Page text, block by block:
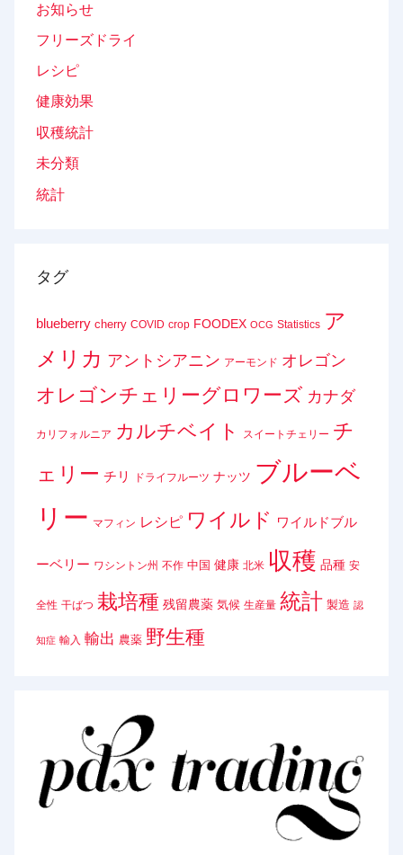
お知らせ
フリーズドライ
レシピ
健康効果
収穫統計
未分類
統計
タグ
blueberry cherry COVID crop FOODEX OCG Statistics ア
メリカ アントシアニン アーモンド オレゴン
オレゴンチェリーグロワーズ カナダ
カリフォルニア カルチベイト スイートチェリー チ
ェリー チリ ドライフルーツ ナッツ ブルーベ
リー マフィン レシピ ワイルド ワイルドブル
ーベリー ワシントン州 不作 中国 健康 北米 収穫 品種 安
全性 干ばつ 栽培種 残留農薬 気候 生産量 統計 製造 認
知症 輸入 輸出 農薬 野生種